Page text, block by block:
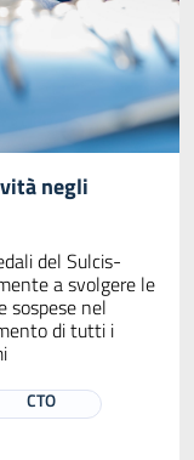
negli
del Sulcis-
a svolgere le
sospese nel
di tutti i
CTO